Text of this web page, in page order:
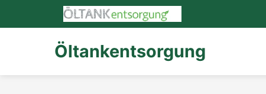
Öltankentsorgung